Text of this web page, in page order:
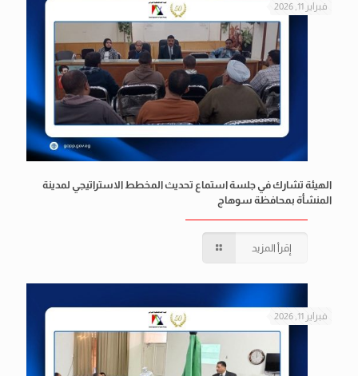
فبراير 11, 2026
الهيئة تشارك في جلسة استماع تحديث المخطط الاستراتيجي لمدينة
المنشأة بمحافظة سوهاج
إقرأ المزيد
فبراير 11, 2026